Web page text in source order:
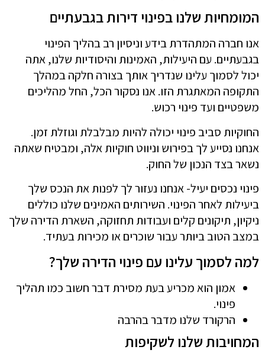
המומחיות שלנו בפינוי דירות בגבעתיים
אנו חברה המתהדרת בידע וניסיון רב בהליך הפינוי
בגבעתיים. עם היעילות, האמינות והיסודיות שלנו, אתה
יכול לסמוך עלינו שנדריך אותך בצורה חלקה במהלך
התקופה המאתגרת הזו. אנו נסקור הכל, החל מהליכים
משפטיים ועד פינוי רכוש.
החוקיות סביב פינוי יכולה להיות מבלבלת וגוזלת זמן.
אנחנו נסייע לך בפירוש וניווט חוקיות אלה, ומבטיח שאתה
נשאר בצד הנכון של החוק.
פינוי נכסים יעיל- אנחנו נעזור לך לפנות את הנכס שלך
ביעילות לאחר הפינוי. השירותים האמינים שלנו כוללים
ניקיון, תיקונים קלים ועבודות תחזוקה, השארת הדירה שלך
במצב הטוב ביותר עבור שוכרים או מכירות בעתיד.
למה לסמוך עלינו עם פינוי הדירה שלך?
אמון הוא מכריע בעת מסירת דבר חשוב כמו תהליך
פינוי.
הרקורד שלנו מדבר בהרבה
המחויבות שלנו לשקיפות